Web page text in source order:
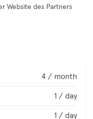
Website des Partners
4 / month
1 / day
1 / day